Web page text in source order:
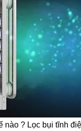
? Lọc bụi tĩnh